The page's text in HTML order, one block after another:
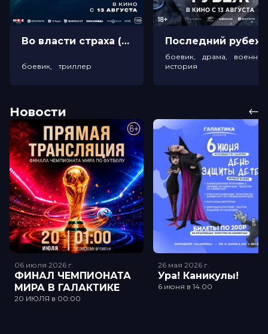
Во власти страха (18+)
боевик, триллер
боевик, драма,
история
Новости
06 июля 2026 г.
ФИНАЛ ЧЕМПИОНАТА
МИРА В ГАЛАКТИКЕ
20 ИЮЛЯ в 00:00
26 мая 2026 г.
Ура! Каникулы!
6 июня в 14.00